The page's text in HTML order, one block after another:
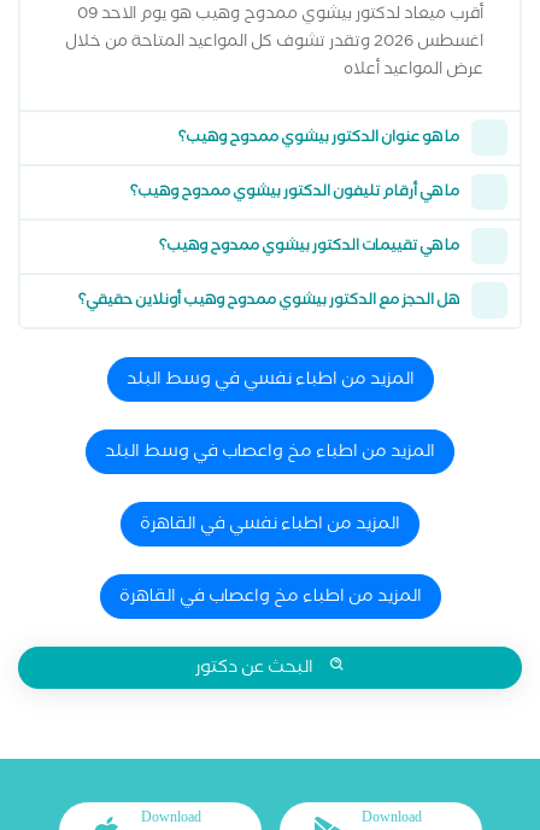
أقرب ميعاد لدكتور بيشوي ممدوح وهيب هو يوم الاحد 09
اغسطس 2026 وتقدر تشوف كل المواعيد المتاحة من خلال
عرض المواعيد أعلاه
ما هو عنوان الدكتور بيشوي ممدوح وهيب؟
ما هي أرقام تليفون الدكتور بيشوي ممدوح وهيب؟
ما هي تقييمات الدكتور بيشوي ممدوح وهيب؟
هل الحجز مع الدكتور بيشوي ممدوح وهيب أونلاين حقيقي؟
المزيد من اطباء نفسي في وسط البلد
المزيد من اطباء مخ واعصاب في وسط البلد
المزيد من اطباء نفسي في القاهرة
المزيد من اطباء مخ واعصاب في القاهرة
البحث عن دكتور
Download
Download